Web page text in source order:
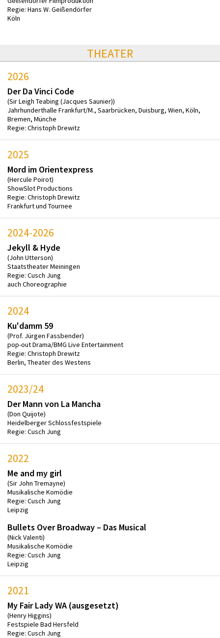
Regie: Hans W. Geißendörfer
Köln
THEATER
2026
Der Da Vinci Code
(Sir Leigh Teabing (Jacques Saunier))
Jahrhunderthalle Frankfurt/M., Saarbrücken, Duisburg, Wien, Köln,
Bremen, Münche
Regie: Christoph Drewitz
2025
Mord im Orientexpress
(Hercule Poirot)
ShowSlot Productions
Regie: Christoph Drewitz
Frankfurt und Tournee
2024-2026
Jekyll & Hyde
(John Utterson)
Staatstheater Meiningen
Regie: Cusch Jung
auch Choreographie
2024
Ku'damm 59
(Prof. Jürgen Fassbender)
pop-out Drama/BMG Live Entertainment
Regie: Christoph Drewitz
Berlin, Theater des Westens
2023/24
Der Mann von La Mancha
(Don Quijote)
Heidelberger Schlossfestspiele
Regie: Cusch Jung
2022
Me and my girl
(Sir John Tremayne)
Musikalische Komödie
Regie: Cusch Jung
Leipzig
Bullets Over Broadway – Das Musical
(Nick Valenti)
Musikalische Komödie
Regie: Cusch Jung
Leipzig
2021
My Fair Lady WA (ausgesetzt)
(Henry Higgins)
Festspiele Bad Hersfeld
Regie: Cusch Jung